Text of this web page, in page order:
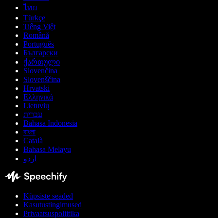
ไทย
Türkçe
Tiếng Việt
Română
Português
Български
ქართული
Slovenčina
Slovenščina
Hrvatski
Ελληνικά
Lietuvių
עברית
Bahasa Indonesia
বাংলা
Català
Bahasa Melayu
اردو
Küpsiste seaded
Kasutustingimused
Privaatsuspoliitika